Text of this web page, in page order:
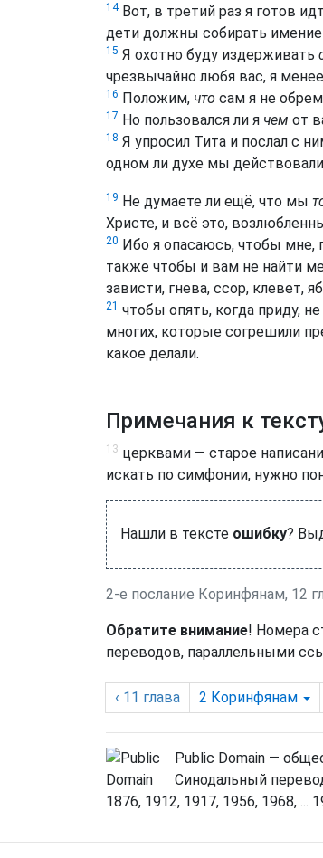
14Вот, в третий раз я готов
дети должны собирать имение
15 Я охотно буду издерживать
чрезвычайно любя вас, я
16 Положим, что сам я не
17 Но пользовался ли я чем от
18 Я упросил Тита и послал с
одном ли духе мы
19 Не думаете ли ещё, что мы
Христе, и всё это,
20 Ибо я опасаюсь, чтобы мне,
также чтобы и вам не найти
зависти, гнева, ссор, клевет,
21 чтобы опять, когда приду,
многих, которые согрешили
какое делали.
Примечания к
13 церквами — старое
искать по симфонии, нужно
Нашли в тексте ошибку?
2-е послание Коринфянам, 12
Обратите внимание! Номера
переводов, параллельными
‹ 11 глава 2 Коринфянам
Public Domain —
Синодальный
1876, 1912, 1917, 1956, 1968, ...